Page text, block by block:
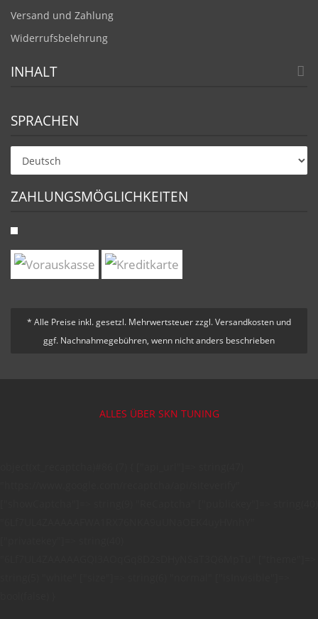
Versand und Zahlung
Widerrufsbelehrung
INHALT
SPRACHEN
ZAHLUNGSMÖGLICHKEITEN
* Alle Preise inkl. gesetzl. Mehrwertsteuer zzgl. Versandkosten und
ggf. Nachnahmegebühren, wenn nicht anders beschrieben
ALLES ÜBER SKN TUNING